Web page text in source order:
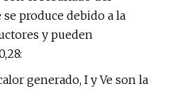
produce debido a la
y pueden
generado, I y Ve son la